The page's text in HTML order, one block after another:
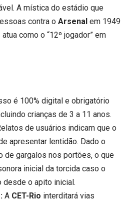
A mística do estádio que
contra o Arsenal em 1949
atua como o “12º jogador” em
é 100% digital e obrigatório
crianças de 3 a 11 anos.
de usuários indicam que o
apresentar lentidão. Dado o
de gargalos nos portões, o que
inicial da torcida caso o
desde o apito inicial.
A CET-Rio interditará vias